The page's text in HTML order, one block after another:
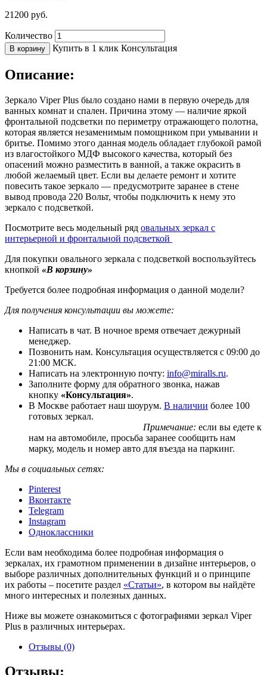
21200 руб.
Количество
В корзину Купить в 1 клик Консультация
Описание:
Зеркало Viper Plus было создано нами в первую очередь для
ванных комнат и спален. Причина этому — наличие яркой
фронтальной подсветки по периметру отражающего полотна,
которая является незаменимым помощником при умывании и
бритье. Помимо этого данная модель обладает глубокой рамой
из влагостойкого МДФ высокого качества, который без
опасений можно разместить в ванной, а также окрасить в
любой желаемый цвет. Если вы делаете ремонт и хотите
повесить такое зеркало — предусмотрите заранее в стене
вывод провода 220 Вольт, чтобы подключить к нему это
зеркало с подсветкой.
Посмотрите весь модельный ряд овальных зеркал с
интерьерной и фронтальной подсветкой
Для покупки овального зеркала с подсветкой воспользуйтесь
кнопкой «В корзину»
Требуется более подробная информация о данной модели?
Для получения консультации вы можете:
Написать в чат. В ночное время отвечает дежурный
менеджер.
Позвонить нам. Консультация осуществляется с 09:00 до
21:00 МСК.
Написать на электронную почту: info@miralls.ru.
Заполните форму для обратного звонка, нажав
кнопку «Консультация».
В Москве работает наш шоурум. В наличии более 100
готовых зеркал.
Примечание: если вы едете к
нам на автомобиле, просьба заранее сообщить нам
марку, модель и номер авто для въезда на паркинг.
Мы в социальных сетях:
Pinterest
Вконтакте
Telegram
Instagram
Одноклассники
Если вам необходима более подробная информация о
зеркалах, их грамотном применении в дизайне интерьеров, о
выборе различных дополнительных функций и о принципе
их работы – посетите раздел «Статьи», в котором вы найдёте
много интересных и полезных данных.
Ниже вы можете ознакомиться с фотографиями зеркал Viper
Plus в различных интерьерах.
Отзывы (0)
Отзывы: